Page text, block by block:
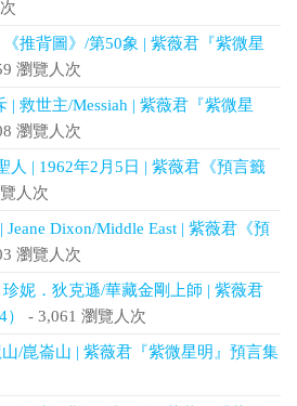
推背圖》/第50象 | 紫薇君『紫微星
瀏覽人次
| 救世主/Messiah | 紫薇君『紫微星
瀏覽人次
人 | 1962年2月5日 | 紫薇君《預言籤
人次
Dixon/Middle East | 紫薇君《預
瀏覽人次
妮．狄克遜/華藏金剛上師 | 紫薇君
- 3,061 瀏覽人次
/崑崙山 | 紫薇君『紫微星明』預言集